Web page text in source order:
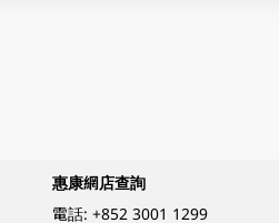
惠康網店查詢
電話: +852 3001 1299